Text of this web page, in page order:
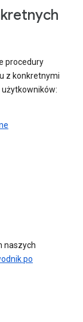
procedury
z konkretnymi
użytkowników:
naszych
po